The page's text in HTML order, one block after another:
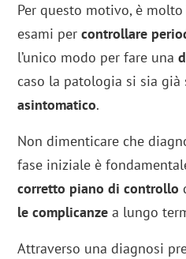
Per questo motivo, è
esami percontrollare
l’unico modo per fare una
caso la patologia si sia
asintomatico.
Non dimenticare che
fase iniziale è
corretto piano di controllo
le complicanze a lungo
Attraverso una diagnosi